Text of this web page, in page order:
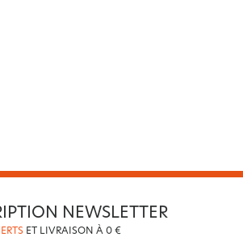
NEWSLETTER
ET LIVRAISON À 0 €